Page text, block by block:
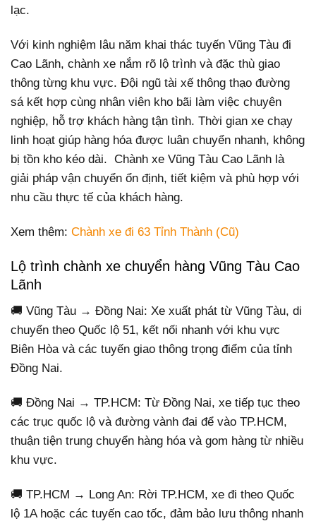
lạc.
Với kinh nghiệm lâu năm khai thác tuyến Vũng Tàu đi
Cao Lãnh, chành xe nắm rõ lộ trình và đặc thù giao
thông từng khu vực. Đội ngũ tài xế thông thạo đường
sá kết hợp cùng nhân viên kho bãi làm việc chuyên
nghiệp, hỗ trợ khách hàng tận tình. Thời gian xe chạy
linh hoạt giúp hàng hóa được luân chuyển nhanh, không
bị tồn kho kéo dài. Chành xe Vũng Tàu Cao Lãnh là
giải pháp vận chuyển ổn định, tiết kiệm và phù hợp với
nhu cầu thực tế của khách hàng.
Xem thêm: Chành xe đi 63 Tỉnh Thành (Cũ)
Lộ trình chành xe chuyển hàng Vũng Tàu Cao
Lãnh
🚚 Vũng Tàu → Đồng Nai: Xe xuất phát từ Vũng Tàu, di
chuyển theo Quốc lộ 51, kết nối nhanh với khu vực
Biên Hòa và các tuyến giao thông trọng điểm của tỉnh
Đồng Nai.
🚚 Đồng Nai → TP.HCM: Từ Đồng Nai, xe tiếp tục theo
các trục quốc lộ và đường vành đai để vào TP.HCM,
thuận tiện trung chuyển hàng hóa và gom hàng từ nhiều
khu vực.
🚚 TP.HCM → Long An: Rời TP.HCM, xe đi theo Quốc
lộ 1A hoặc các tuyến cao tốc, đảm bảo lưu thông nhanh